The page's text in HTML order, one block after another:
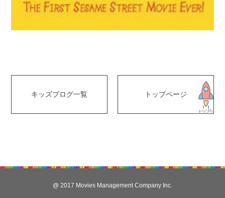
キッズブログ一覧 トップページ
@ 2017 Movies Management Company Inc.